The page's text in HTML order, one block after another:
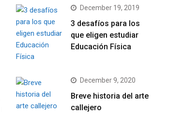
December 19, 2019
3 desafíos para los
que eligen estudiar
Educación Física
December 9, 2020
Breve historia del arte
callejero